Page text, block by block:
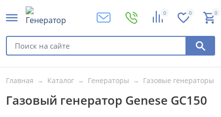
0 0 0
Главная Каталог Генераторы Газовые генераторы
Газовый генератор Genese GC150